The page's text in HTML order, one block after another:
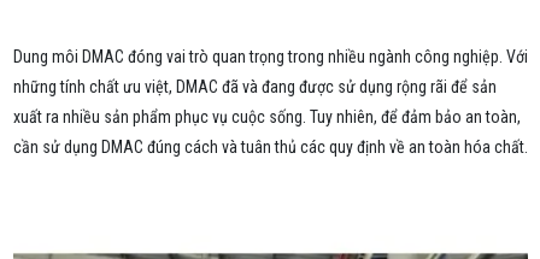
Dung môi DMAC đóng vai trò quan trọng trong nhiều ngành công nghiệp. Với
những tính chất ưu việt, DMAC đã và đang được sử dụng rộng rãi để sản
xuất ra nhiều sản phẩm phục vụ cuộc sống. Tuy nhiên, để đảm bảo an toàn,
cần sử dụng DMAC đúng cách và tuân thủ các quy định về an toàn hóa chất.